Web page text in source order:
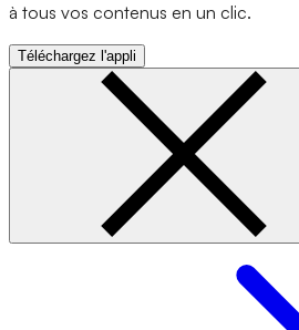
à tous vos contenus en un clic.
Téléchargez l'appli